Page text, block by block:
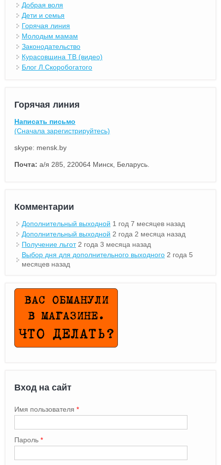
Добрая воля
Дети и семья
Горячая линия
Молодым мамам
Законодательство
Курасовщина ТВ (видео)
Блог Л.Скоробогатого
Горячая линия
Написать письмо
(Сначала зарегистрируйтесь)
skype: mensk.by
Почта: а/я 285, 220064 Минск, Беларусь.
Комментарии
Дополнительный выходной 1 год 7 месяцев назад
Дополнительный выходной 2 года 2 месяца назад
Получение льгот 2 года 3 месяца назад
Выбор дня для дополнительного выходного 2 года 5
месяцев назад
Вход на сайт
Имя пользователя *
Пароль *